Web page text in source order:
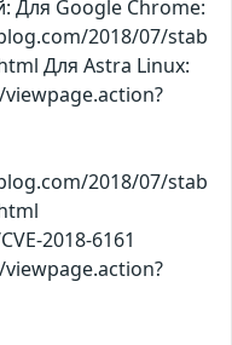
Для Google Chrome:
2018/07/stab
Для Astra Linux:
2018/07/stab
2018-6161